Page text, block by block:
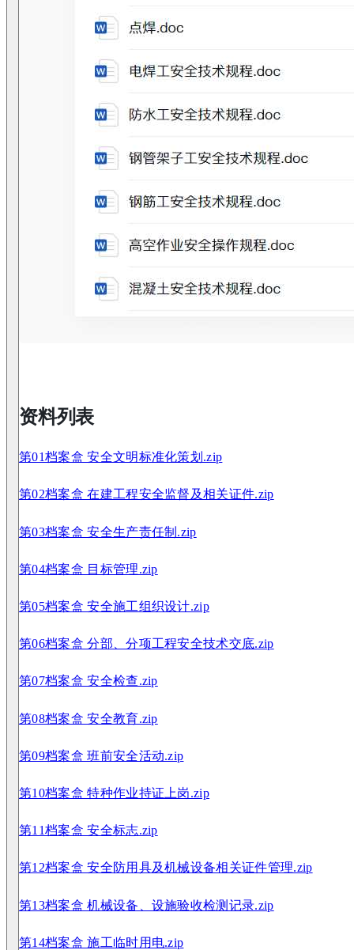
资料列表
第01档案盒 安全文明标准化策划.zip
第02档案盒 在建工程安全监督及相关证件.zip
第03档案盒 安全生产责任制.zip
第04档案盒 目标管理.zip
第05档案盒 安全施工组织设计.zip
第06档案盒 分部、分项工程安全技术交底.zip
第07档案盒 安全检查.zip
第08档案盒 安全教育.zip
第09档案盒 班前安全活动.zip
第10档案盒 特种作业持证上岗.zip
第11档案盒 安全标志.zip
第12档案盒 安全防用具及机械设备相关证件管理.zip
第13档案盒 机械设备、设施验收检测记录.zip
第14档案盒 施工临时用电.zip